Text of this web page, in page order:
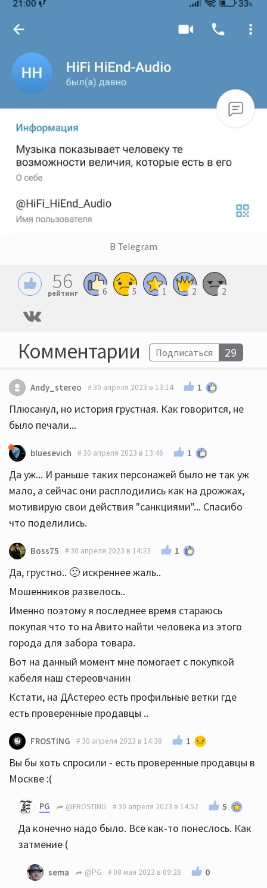
В Telegram
56
рейтинг 6 5 1 2 2
Комментарии Подписаться 29
Andy_stereo 30 апреля 2023 в 13:14 1
Плюсанул, но история грустная. Как говорится, не
было печали...
bluesevich 30 апреля 2023 в 13:46 1
Да уж... И раньше таких персонажей было не так уж
мало, а сейчас они расплодились как на дрожжах,
мотивирую свои действия "санкциями"... Спасибо
что поделились.
Boss75 30 апреля 2023 в 14:23 1
Да, грустно.. 🙁 искреннее жаль..
Мошенников развелось..
Именно поэтому я последнее время стараюсь
покупая что то на Авито найти человека из этого
города для забора товара.
Вот на данный момент мне помогает с покупкой
кабеля наш стереовчанин
Кстати, на ДАстерео есть профильные ветки где
есть проверенные продавцы ..
FROSTING 30 апреля 2023 в 14:38 1
Вы бы хоть спросили - есть проверенные продавцы в
Москве :(
PG @FROSTING 30 апреля 2023 в 14:52 5
Да конечно надо было. Всё как-то понеслось. Как
затмение (
sema @PG 08 мая 2023 в 09:28 0